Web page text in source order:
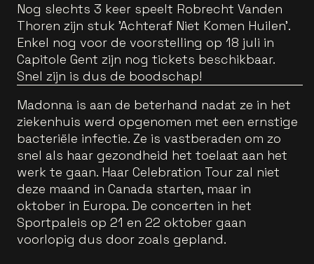
Nog slechts 3 keer speelt Robrecht Vanden
Thoren zijn stuk 'Achteraf Niet Komen Huilen'.
Enkel nog voor de voorstelling op 18 juli in
Capitole Gent zijn nog tickets beschikbaar.
Snel zijn is dus de boodschap!
Madonna is aan de beterhand nadat ze in het
ziekenhuis werd opgenomen met een ernstige
bacteriële infectie. Ze is vastberaden om zo
snel als haar gezondheid het toelaat aan het
werk te gaan. Haar Celebration Tour zal niet
deze maand in Canada starten, maar in
oktober in Europa. De concerten in het
Sportpaleis op 21 en 22 oktober gaan
voorlopig dus door zoals gepland.